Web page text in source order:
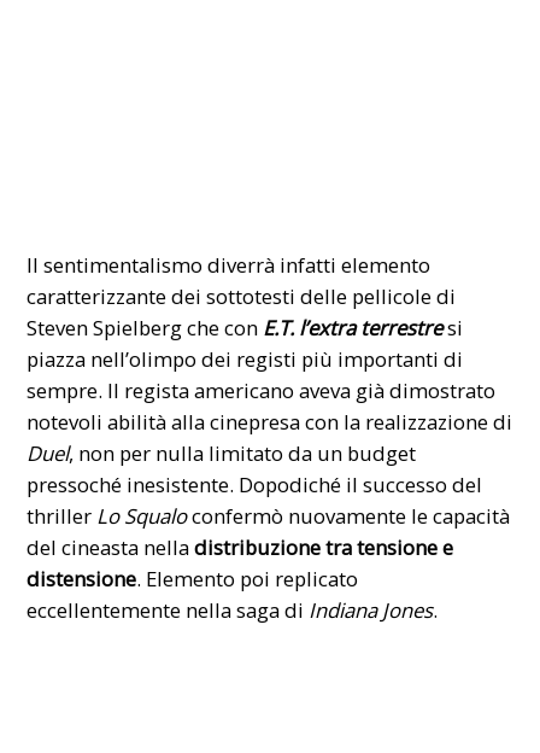
Il sentimentalismo diverrà infatti elemento
caratterizzante dei sottotesti delle pellicole di
Steven Spielberg che con E.T. l’extra terrestresi
piazza nell’olimpo dei registi più importanti di
sempre. Il regista americano aveva già dimostrato
notevoli abilità alla cinepresa con la realizzazione di
Duel, non per nulla limitato da un budget
pressoché inesistente. Dopodiché il successo del
thriller Lo Squaloconfermò nuovamente le capacità
del cineasta nelladistribuzione tra tensione e
distensione. Elemento poi replicato
eccellentemente nella saga di Indiana Jones.